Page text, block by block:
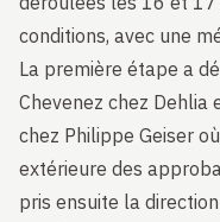
conditions, avec une
La première étape a
Chevenez chez Dehlia
chez Philippe Geiser
extérieure des
pris ensuite la